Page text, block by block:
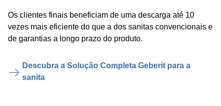
Os clientes finais beneficiam de uma descarga até 10
vezes mais eficiente do que a dos sanitas convencionais e
de garantias a longo prazo do produto.
Descubra a Solução Completa Geberit para a
sanita